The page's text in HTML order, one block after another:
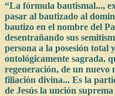
“La fórmula bautismal...,
pasar al bautizado al
bautizo en el nombre del
desentrañando sus
persona a la posesión total
ontológicamente sagrada,
regeneración, de un nuevo
filiación divina... Es la
de Jesús la unción